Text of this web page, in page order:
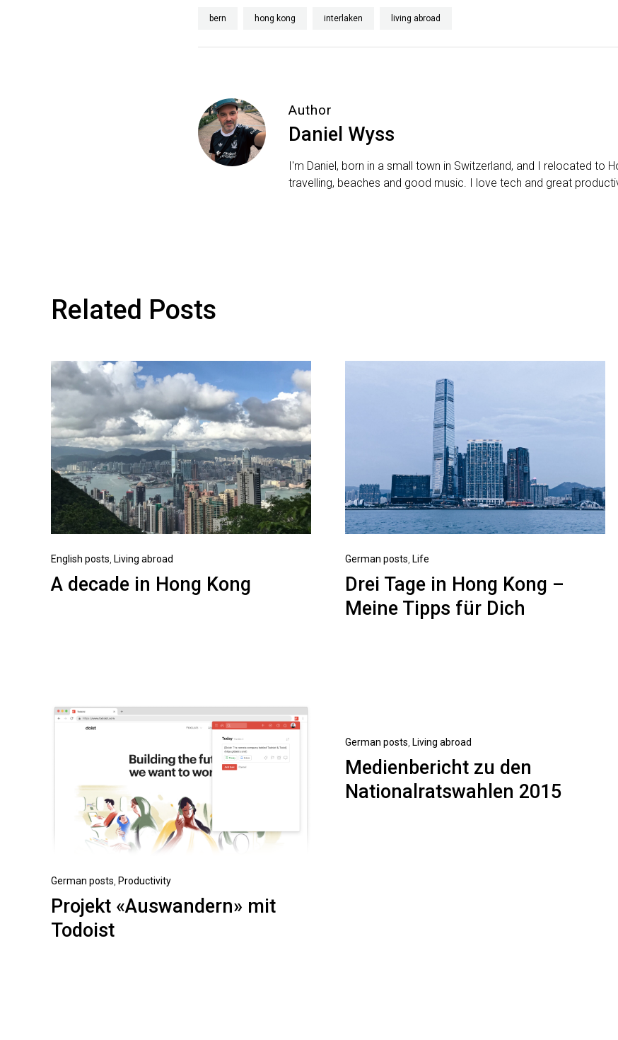
bern hong kong interlaken living abroad
Author
Daniel Wyss
I'm Daniel, born in a small town in Switzerland, and I relocated to
travelling, beaches and good music. I love tech and great
Related Posts
English posts, Living abroad
A decade in Hong Kong
German posts, Life
Drei Tage in Hong Kong –
Meine Tipps für Dich
German posts Productivity
Projekt «Auswandern» mit
Todoist
German posts Living abroad
Medienbericht zu den
Nationalratswahlen 2015